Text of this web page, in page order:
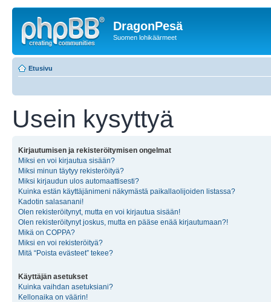
DragonPesä
Suomen lohikäärmeet
Etusivu
Usein kysyttyä
Kirjautumisen ja rekisteröitymisen ongelmat
Miksi en voi kirjautua sisään?
Miksi minun täytyy rekisteröityä?
Miksi kirjaudun ulos automaattisesti?
Kuinka estän käyttäjänimeni näkymästä paikallaolijoiden listassa?
Kadotin salasanani!
Olen rekisteröitynyt, mutta en voi kirjautua sisään!
Olen rekisteröitynyt joskus, mutta en pääse enää kirjautumaan?!
Mikä on COPPA?
Miksi en voi rekisteröityä?
Mitä “Poista evästeet” tekee?
Käyttäjän asetukset
Kuinka vaihdan asetuksiani?
Kellonaika on väärin!